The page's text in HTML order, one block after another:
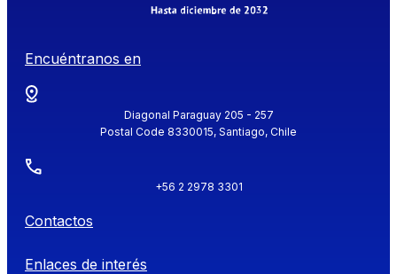
Encuéntranos en
Diagonal Paraguay 205 - 257
Postal Code 8330015, Santiago, Chile
+56 2 2978 3301
Contactos
Enlaces de interés